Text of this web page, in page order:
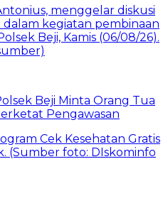
Beji Minta Orang Tua
Pengawasan